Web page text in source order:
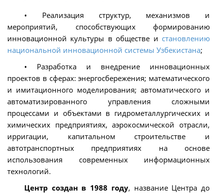
• Реализация структур, механизмов и
мероприятий, способствующих формированию
инновационной культуры в обществе и становлению
национальной инновационной системы Узбекистана;
• Разработка и внедрение инновационных
проектов в сферах: энергосбережения; математического
и имитационного моделирования; автоматического и
автоматизированного управления сложными
процессами и объектами в гидрометаллургических и
химических предприятиях, аэрокосмической отрасли,
ирригации, капитальном строительстве и
автотранспортных предприятиях на основе
использования современных информационных
технологий.
Центр создан в 1988 году, название Центра до